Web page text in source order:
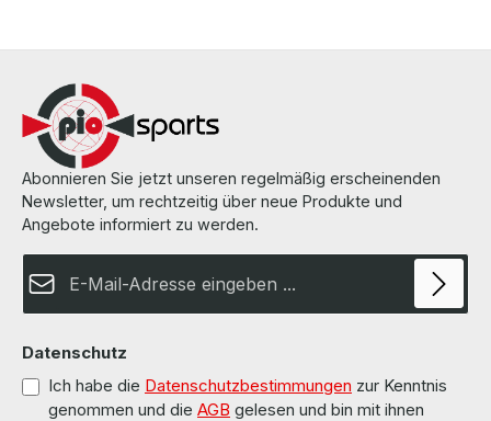
Abonnieren Sie jetzt unseren regelmäßig erscheinenden
Newsletter, um rechtzeitig über neue Produkte und
Angebote informiert zu werden.
Datenschutz
Ich habe die Datenschutzbestimmungen zur Kenntnis
genommen und die AGB gelesen und bin mit ihnen